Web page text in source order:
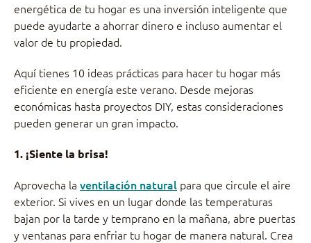
energética de tu hogar es una inversión inteligente que
puede ayudarte a ahorrar dinero e incluso aumentar el
valor de tu propiedad.
Aquí tienes 10 ideas prácticas para hacer tu hogar más
eficiente en energía este verano. Desde mejoras
económicas hasta proyectos DIY, estas consideraciones
pueden generar un gran impacto.
1. ¡Siente la brisa!
Aprovecha la ventilación natural para que circule el aire
exterior. Si vives en un lugar donde las temperaturas
bajan por la tarde y temprano en la mañana, abre puertas
y ventanas para enfriar tu hogar de manera natural. Crea